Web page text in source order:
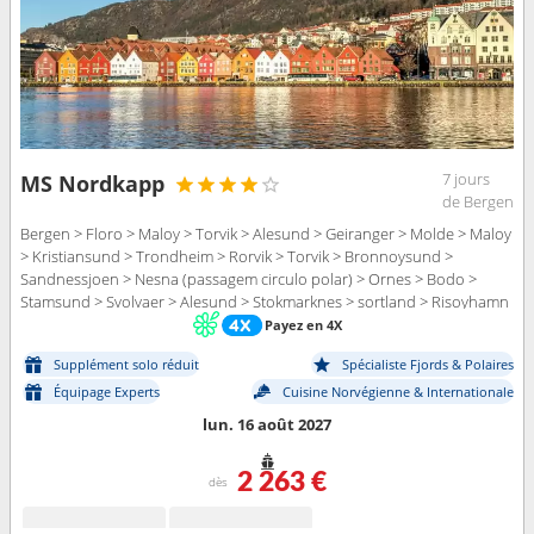
Ornes > Nesna (passagem circulo polar) > Sandnessjoen >
Bronnoysund > Rorvik > Trondheim
MS Nordkapp
7 jours
de Bergen
Bergen > Floro > Maloy > Torvik > Alesund > Geiranger > Molde > Maloy
> Kristiansund > Trondheim > Rorvik > Torvik > Bronnoysund >
Sandnessjoen > Nesna (passagem circulo polar) > Ornes > Bodo >
Stamsund > Svolvaer > Alesund > Stokmarknes > sortland > Risoyhamn
> Harstad > Finnsnes > Tromso > Skjervoy > Geiranger > Oksfjord >
Berlevag > Alesund > Batsfjord > Vardo > Vadso > Kirkenes > Molde >
Kristiansund > Trondheim > Rorvik > Bronnoysund > Sandnessjoen >
Nesna (passagem circulo polar) > Ornes > Bodo > Stamsund > Svolvaer
> Stokmarknes > sortland > Risoyhamn > Harstad > Finnsnes > Tromso
> Skjervoy > Oksfjord > Hammerfest > Havoysund > Honningsvag >
Kjollefjord > Mehamn > Berlevag > Batsfjord > Vardo > Vadso >
Payez en 4X
Supplément solo réduit
Spécialiste Fjords & Polaires
Équipage Experts
Cuisine Norvégienne & Internationale
lun. 16 août 2027
dès 2 263 €